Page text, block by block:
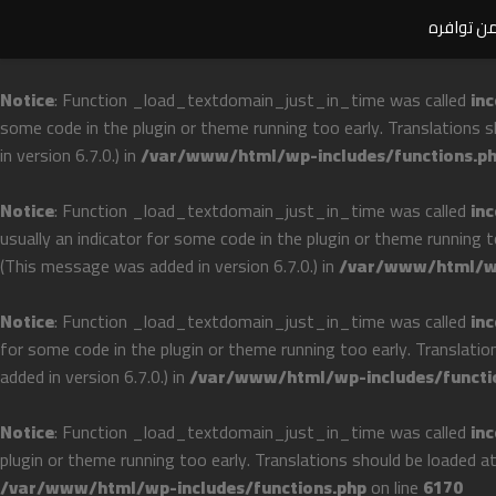
Notice: Function _load_textdomain_just_in_time was called
some code in the plugin or theme running too early. Translations
in version 6.7.0.) in/var/www/html/wp-includes/
Notice: Function _load_textdomain_just_in_time was called
usually an indicator for some code in the plugin or theme
(This message was added in version 6.7.0.) in/var/www/html/
Notice: Function _load_textdomain_just_in_time was called
for some code in the plugin or theme running too early.
added in version 6.7.0.) in/var/www/html/wp-includes/
Notice: Function _load_textdomain_just_in_time was called
plugin or theme running too early. Translations should be loaded
/var/www/html/wp-includes/functions.phpon line 6170
توافره